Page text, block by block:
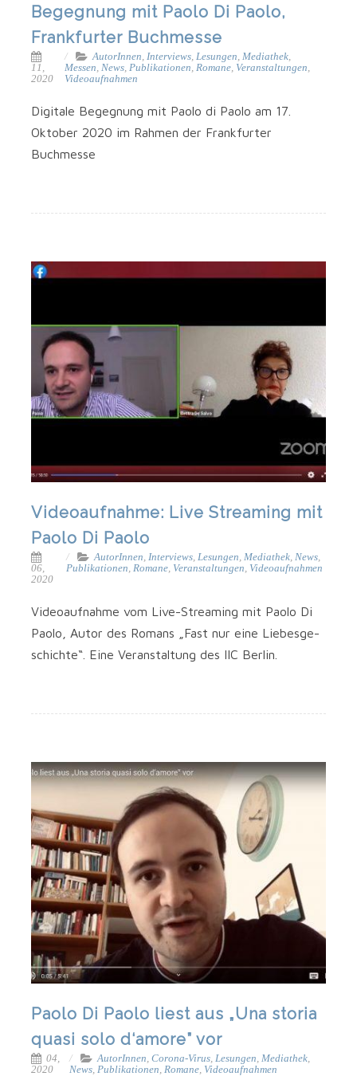
Begegnung mit Paolo Di Paolo,
Frankfurter Buchmesse
11,
2020
AutorInnen Interviews, Lesungen Mediathek,
Messen News, Publikationen Romane, Veranstaltungen
Videoaufnahmen
Digi­ta­le Begeg­nung mit Pao­lo di Pao­lo am 17.
Okto­ber 2020 im Rah­men der Frank­fur­ter
Buchmesse
Videoaufnahme: Live Streaming mit
Paolo Di Paolo
06,
2020
AutorInnen, Interviews, Lesungen, Mediathek, News,
Publikationen, Romane, Veranstaltungen, Videoaufnahmen
Video­auf­nah­me vom Live-Streaming mit Pao­lo Di
Pao­lo, Autor des Romans „Fast nur eine Lie­bes­ge­
schich­te“. Eine Ver­an­stal­tung des IIC Berlin.
Paolo Di Paolo liest aus „Una storia
quasi solo d‘amore” vor
04,
2020
AutorInnen ,Corona-Virus Lesungen Mediathek
News Publikationen Romane Videoaufnahmen